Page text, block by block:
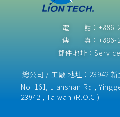
電 話：+886-
傳 真：+886-
郵件地址：
總公司 / 工廠 地址：23942
No. 161, Jianshan Rd.,
23942 , Taiwan (R.O.C.)​